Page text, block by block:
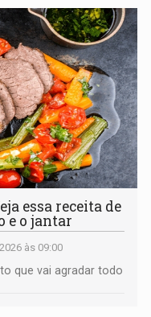
essa receita de
e o jantar
às 09:00
que vai agradar todo